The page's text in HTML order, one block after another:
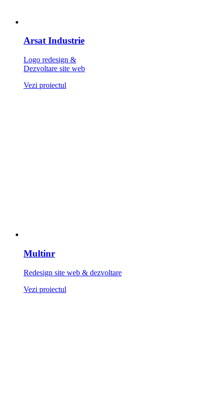
Arsat Industrie
Logo redesign &
Dezvoltare site web
Vezi proiectul
Multinr
Redesign site web & dezvoltare
Vezi proiectul